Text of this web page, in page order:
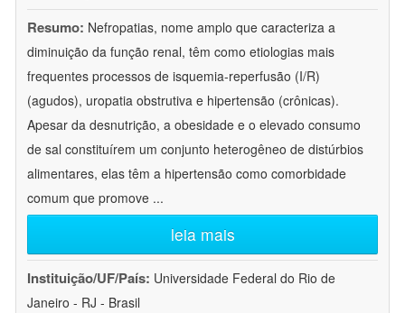
Resumo: Nefropatias, nome amplo que caracteriza a
diminuição da função renal, têm como etiologias mais
frequentes processos de isquemia-reperfusão (I/R)
(agudos), uropatia obstrutiva e hipertensão (crônicas).
Apesar da desnutrição, a obesidade e o elevado consumo
de sal constituírem um conjunto heterogêneo de distúrbios
alimentares, elas têm a hipertensão como comorbidade
comum que promove ...
leia mais
Instituição/UF/País: Universidade Federal do Rio de
Janeiro - RJ - Brasil